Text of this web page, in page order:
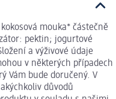
mouka* částečně
pektin; jogurtové
a výživové údaje
v některých případech
Vám bude doručený. V
důvodů